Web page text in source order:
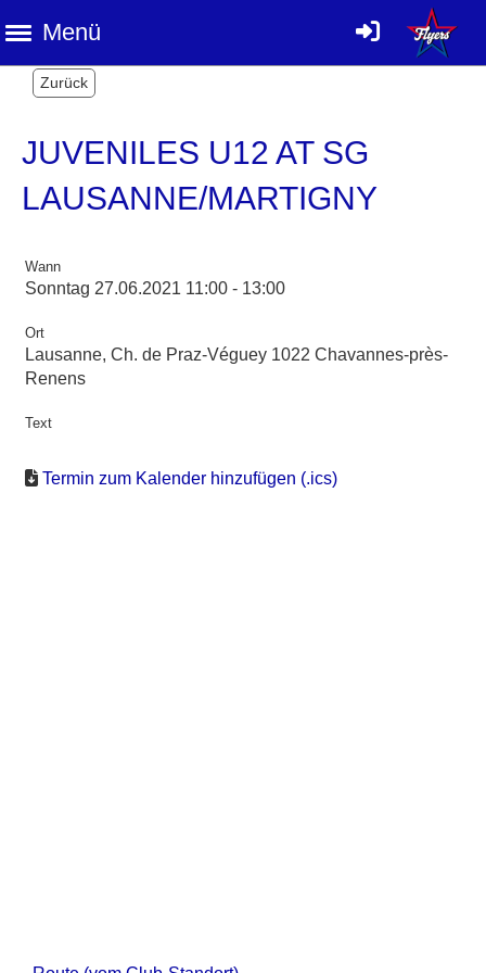
Menü
Zurück
JUVENILES U12 AT SG
LAUSANNE/MARTIGNY
Wann
Sonntag 27.06.2021 11:00 - 13:00
Ort
Lausanne, Ch. de Praz-Véguey 1022 Chavannes-près-
Renens
Text
Termin zum Kalender hinzufügen (.ics)